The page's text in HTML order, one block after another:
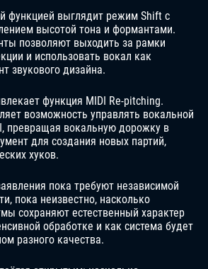
функцией выглядит режим Shift с
высотой тона и формантами.
позволяют выходить за рамки
и использовать вокал как
звукового дизайна.
функция MIDI Re-pitching.
возможность управлять вокальной
превращая вокальную дорожку в
для создания новых партий,
хуков.
пока требуют независимой
пока неизвестно, насколько
сохраняют естественный характер
обработке и как система будет
разного качества.